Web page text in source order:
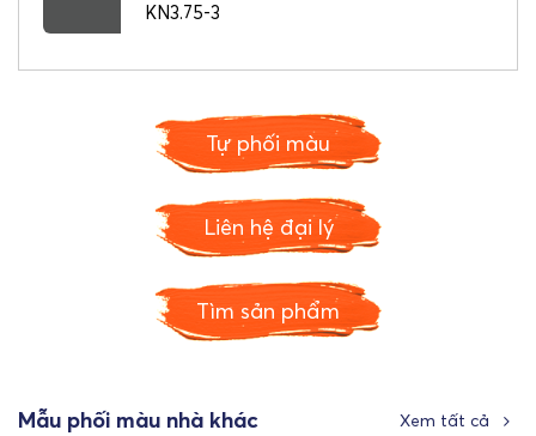
KN3.75-3
Tự phối màu
Liên hệ đại lý
Tìm sản phẩm
Mẫu phối màu nhà khác Xem tất cả